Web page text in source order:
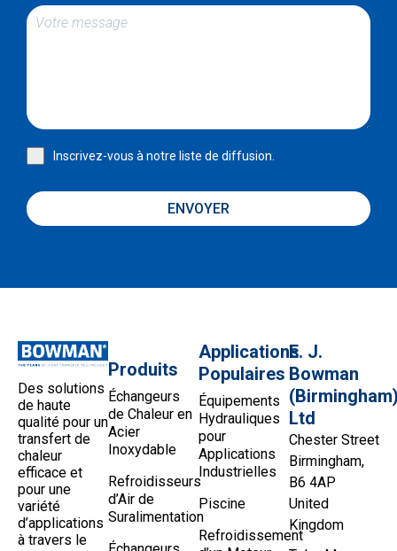
Inscrivez-vous à notre liste de diffusion.
ENVOYER
Des solutions
de haute
qualité pour un
transfert de
chaleur
efficace et
pour une
variété
d’applications
à travers le
Produits
Échangeurs
de Chaleur en
Acier
Inoxydable
Refroidisseurs
d’Air de
Suralimentation
Applications
Populaires
Équipements
Hydrauliques
pour
Applications
Industrielles
Piscine
Refroidissement
E. J.
Bowman
Ltd
Chester Street
Birmingham,
B6 4AP
United
Kingdom